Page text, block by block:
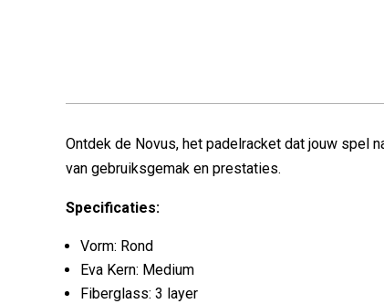
Ontdek de Novus, het padelracket dat jouw spel
van gebruiksgemak en prestaties.
Specificaties:
Vorm: Rond
Eva Kern: Medium
Fiberglass: 3 layer